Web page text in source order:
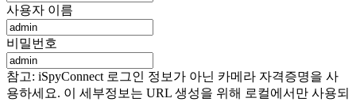
사용자 이름
비밀번호
참고: iSpyConnect 로그인 정보가 아닌 카메라 자격증명을 사
용하세요. 이 세부정보는 URL 생성을 위해 로컬에서만 사용되